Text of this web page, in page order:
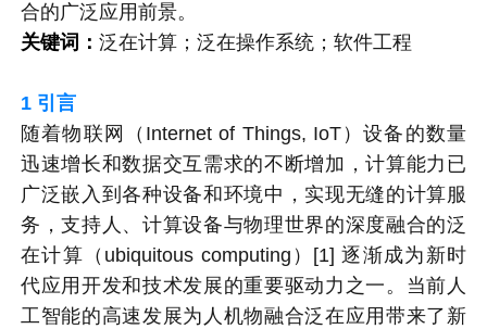
合的广泛应用前景。
关键词：泛在计算；泛在操作系统；软件工程
1 引言
随着物联网（Internet of Things, IoT）设备的数量
迅速增长和数据交互需求的不断增加，计算能力已
广泛嵌入到各种设备和环境中，实现无缝的计算服
务，支持人、计算设备与物理世界的深度融合的泛
在计算（ubiquitous computing）[1] 逐渐成为新时
代应用开发和技术发展的重要驱动力之一。当前人
工智能的高速发展为人机物融合泛在应用带来了新